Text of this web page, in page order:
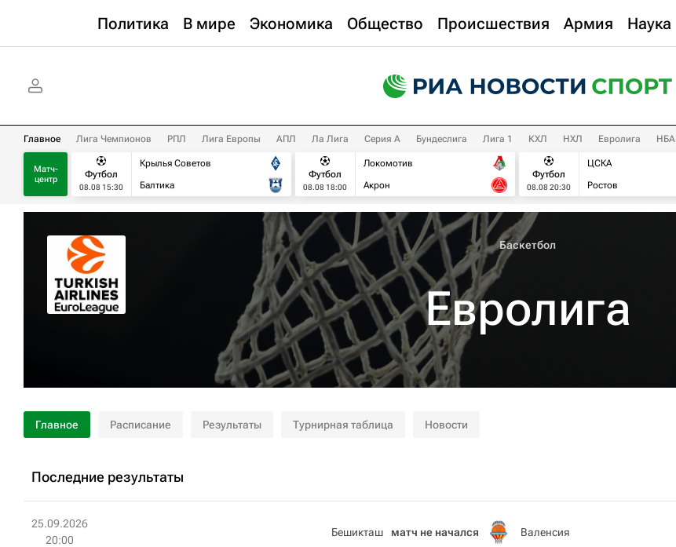
Политика В мире Экономика Общество Происшествия Армия Наука
Главное Лига Чемпионов РПЛ Лига Европы АПЛ Ла Лига Серия А Бундеслига Лига 1 КХЛ НХЛ Евролига НБА
Матч-
центр
Футбол
08.08 15:30
Крылья Советов
Балтика
Футбол
08.08 18:00
Локомотив
Акрон
Футбол
08.08 20:30
ЦСКА
Ростов
Баскетбол
Евролига
Главное Расписание Результаты Турнирная таблица Новости
Последние результаты
25.09.2026
20:00
Бешикташ матч не начался Валенсия